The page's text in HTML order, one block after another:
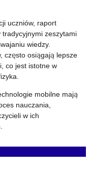
uczniów, raport
zeszytami
wiedzy.
często osiągają lepsze
co jest istotne w
mobilne mają
nauczania,
w ich